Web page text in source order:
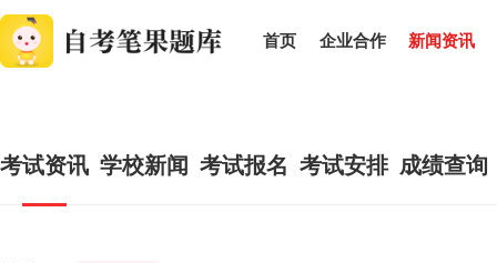
首页 企业合作 新闻资讯
考试资讯 学校新闻 考试报名 考试安排 成绩查询